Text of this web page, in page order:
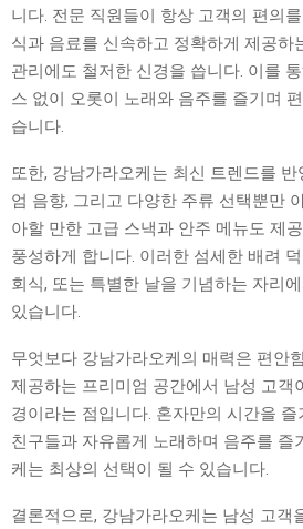
니다. 전문 직원들이 항상 고객의 편의
식과 음료를 신속하고 정확하게 제공하
관리에도 철저한 신경을 씁니다. 이를
스 없이 오롯이 노래와 음주를 즐기며
습니다.
또한, 강남가라오케는 최신 트렌드를
엄 음향, 그리고 다양한 주류 선택뿐만
아할 만한 고급 스낵과 안주 메뉴도 제
풍성하게 합니다. 이러한 섬세한 배려
회식, 또는 특별한 날을 기념하는 자리
있습니다.
무엇보다 강남가라오케의 매력은 편안
제공하는 프리미엄 공간에서 남성 고객
경이라는 점입니다. 혼자만의 시간을
친구들과 자유롭게 노래하며 음주를 즐
케는 최상의 선택이 될 수 있습니다.
결론적으로, 강남가라오케는 남성 고객